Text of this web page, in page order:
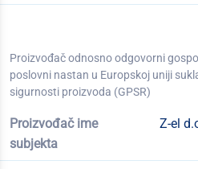
Proizvođač odnosno odgovorni
poslovni nastan u Europskoj uniji
sigurnosti proizvoda (GPSR)
Proizvođač ime
subjekta
Z-el